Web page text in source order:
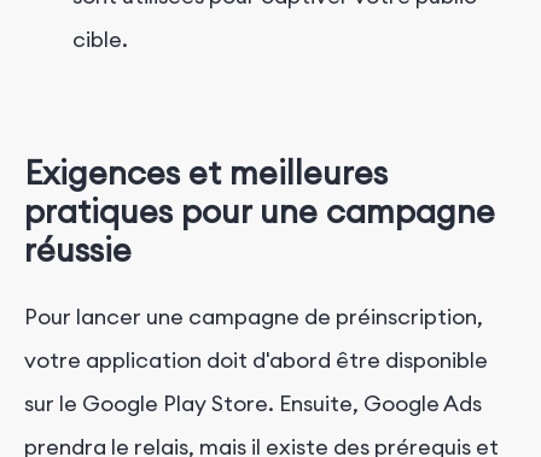
cible.
Exigences et meilleures
pratiques pour une campagne
réussie
Pour lancer une campagne de préinscription,
votre application doit d'abord être disponible
sur le Google Play Store. Ensuite, Google Ads
prendra le relais, mais il existe des prérequis et